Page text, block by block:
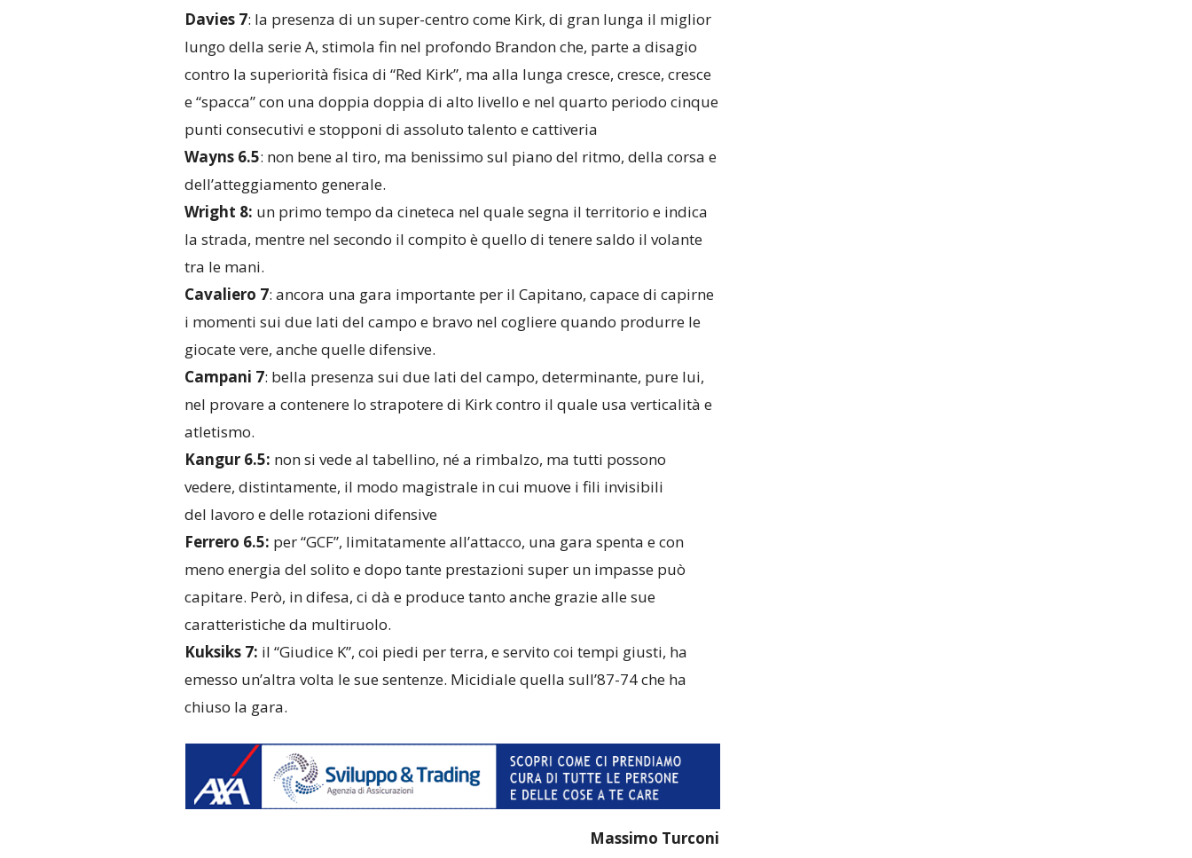
Davies 7: la presenza di un super-centro come Kirk, di gran lunga il miglior
lungo della serie A, stimola fin nel profondo Brandon che, parte a disagio
contro la superiorità fisica di “Red Kirk”, ma alla lunga cresce, cresce, cresce
e “spacca” con una doppia doppia di alto livello e nel quarto periodo cinque
punti consecutivi e stopponi di assoluto talento e cattiveria
Wayns 6.5: non bene al tiro, ma benissimo sul piano del ritmo, della corsa e
dell’atteggiamento generale.
Wright 8: un primo tempo da cineteca nel quale segna il territorio e indica
la strada, mentre nel secondo il compito è quello di tenere saldo il volante
tra le mani.
Cavaliero 7: ancora una gara importante per il Capitano, capace di capirne
i momenti sui due lati del campo e bravo nel cogliere quando produrre le
giocate vere, anche quelle difensive.
Campani 7: bella presenza sui due lati del campo, determinante, pure lui,
nel provare a contenere lo strapotere di Kirk contro il quale usa verticalità e
atletismo.
Kangur 6.5: non si vedeal tabellino, né a rimbalzo, ma tutti possono
vedere, distintamente, il modo magistrale in cui muove i fili invisibili
del lavoro e delle rotazioni difensive
Ferrero 6.5: per “GCF”, limitatamente all’attacco, una gara spenta e con
meno energia del solito e dopo tante prestazioni super un impasse può
capitare. Però, in difesa, ci dà e produce tanto anche grazie alle sue
caratteristiche da multiruolo.
Kuksiks 7: il “Giudice K”, coi piedi per terra, e servito coi tempi giusti, ha
emesso un’altra volta le sue sentenze. Micidiale quella sull’87-74 che ha
chiuso la gara.
Massimo Turconi